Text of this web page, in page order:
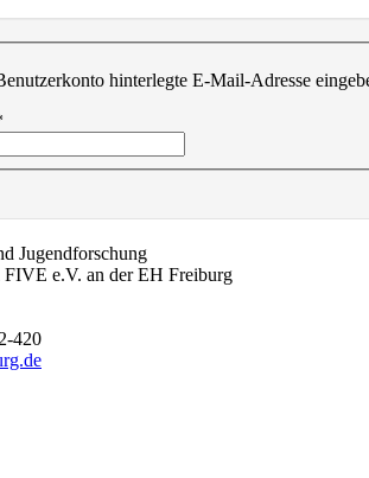
hinterlegte E-Mail-Adresse
Jugendforschung
FIVE e.V. an der EH Freiburg
420